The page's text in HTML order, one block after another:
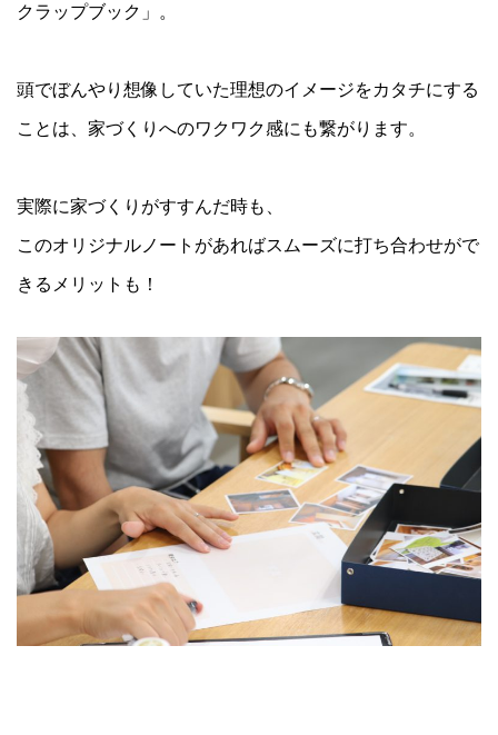
クラップブック」。
頭でぼんやり想像していた理想のイメージをカタチにする
ことは、家づくりへのワクワク感にも繋がります。
実際に家づくりがすすんだ時も、
このオリジナルノートがあればスムーズに打ち合わせがで
きるメリットも！